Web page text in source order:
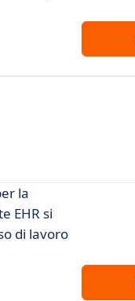
la
EHR si
di lavoro